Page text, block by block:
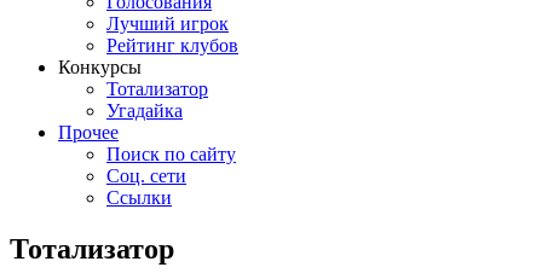
Лучший игрок
Рейтинг клубов
Конкурсы
Тотализатор
Угадайка
Прочее
Поиск по сайту
Соц. сети
Ссылки
Тотализатор